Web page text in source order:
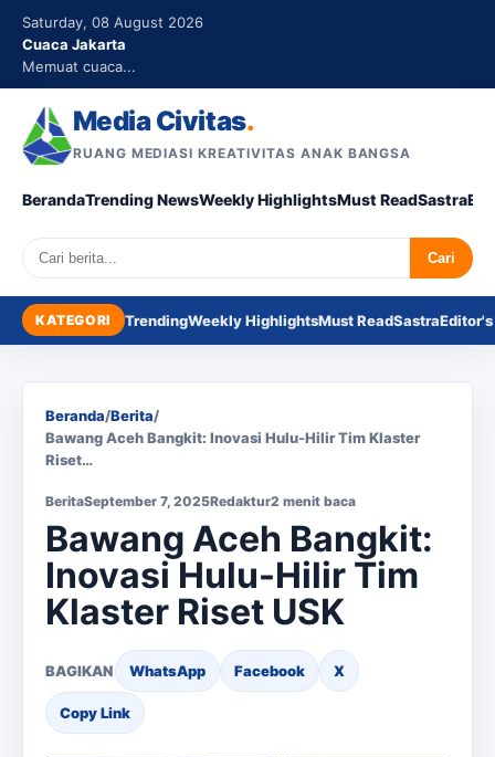
Saturday, 08 August 2026
Cuaca Jakarta
Memuat cuaca...
Media Civitas.
RUANG MEDIASI KREATIVITAS ANAK BANGSA
BerandaTrending NewsWeekly HighlightsMust ReadSastra
Search Cari
KATEGORI TrendingWeekly HighlightsMust ReadSastra
Beranda/Berita/
Bawang Aceh Bangkit: Inovasi Hulu-Hilir Tim Klaster
Riset…
BeritaSeptember 7, 2025Redaktur2 menit baca
Bawang Aceh Bangkit:
Inovasi Hulu-Hilir Tim
Klaster Riset USK
BAGIKAN WhatsApp Facebook X
Copy Link